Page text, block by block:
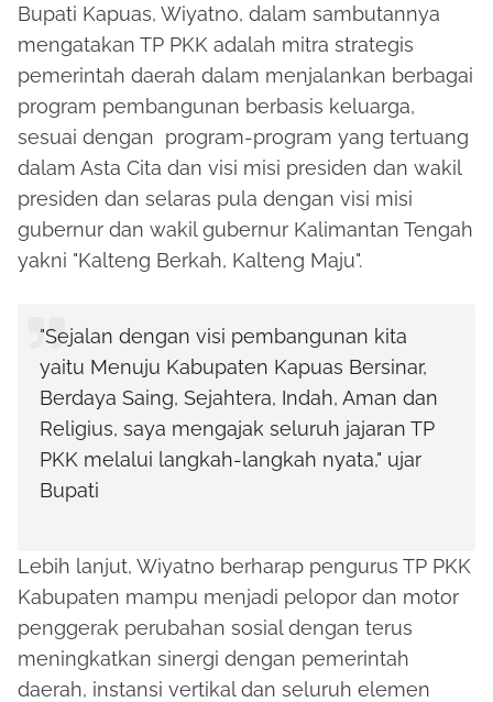
Bupati Kapuas, Wiyatno, dalam sambutannya
mengatakan TP PKK adalah mitra strategis
pemerintah daerah dalam menjalankan berbagai
program pembangunan berbasis keluarga,
sesuai dengan program-program yang tertuang
dalam Asta Cita dan visi misi presiden dan wakil
presiden dan selaras pula dengan visi misi
gubernur dan wakil gubernur Kalimantan Tengah
yakni "Kalteng Berkah, Kalteng Maju".
"Sejalan dengan visi pembangunan kita
yaitu Menuju Kabupaten Kapuas Bersinar,
Berdaya Saing, Sejahtera, Indah, Aman dan
Religius, saya mengajak seluruh jajaran TP
PKK melalui langkah-langkah nyata," ujar
Bupati
Lebih lanjut, Wiyatno berharap pengurus TP PKK
Kabupaten mampu menjadi pelopor dan motor
penggerak perubahan sosial dengan terus
meningkatkan sinergi dengan pemerintah
daerah, instansi vertikal dan seluruh elemen